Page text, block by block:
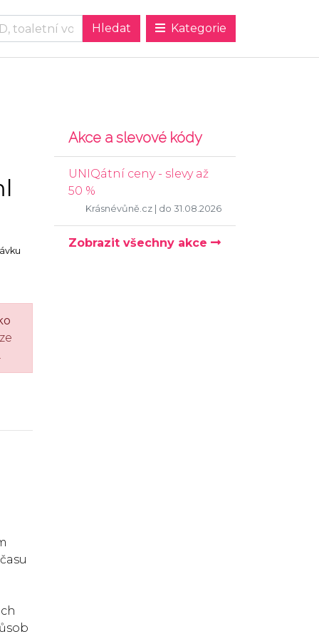
Kategorie
Akce a slevové kódy
UNIQátní ceny - slevy až
50 %
Krásnévůně.cz | do 31.08.2026
Zobrazit všechny akce